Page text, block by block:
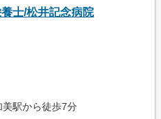
士/松井記念病院
駅から徒歩7分